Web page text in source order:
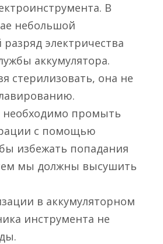
В
небольшой
электричества
аккумулятора.
стерилизовать, она не
необходимо промыть
с помощью
избежать попадания
мы должны высушить
в аккумуляторном
инструмента не